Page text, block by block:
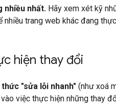
nhiều nhất. Hãy xem xét kỹ
nhiều trang web khác đang
hiện thay đổi
"sửa lỗi nhanh" (như xoá
vào việc thực hiện những thay